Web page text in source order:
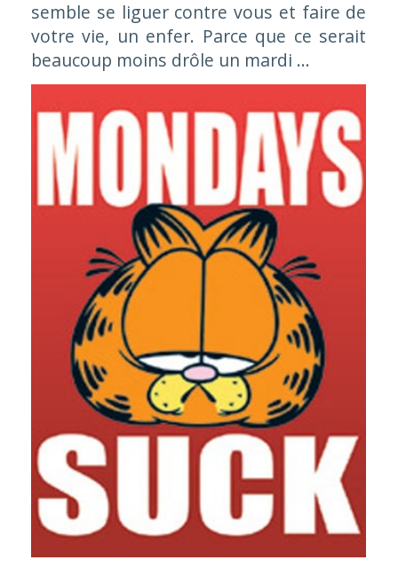
semble se liguer contre vous et faire de
votre vie, un enfer. Parce que ce serait
beaucoup moins drôle un mardi ...